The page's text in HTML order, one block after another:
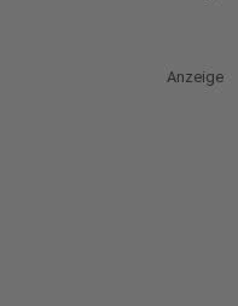
Anzeige